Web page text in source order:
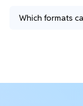
Which formats